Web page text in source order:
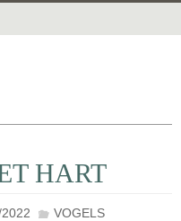
HART
VOGELS